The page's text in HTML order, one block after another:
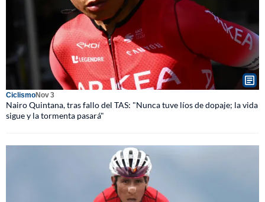
CiclismoNov 3
Nairo Quintana, tras fallo del TAS: "Nunca tuve líos de dopaje; la vida
sigue y la tormenta pasará"